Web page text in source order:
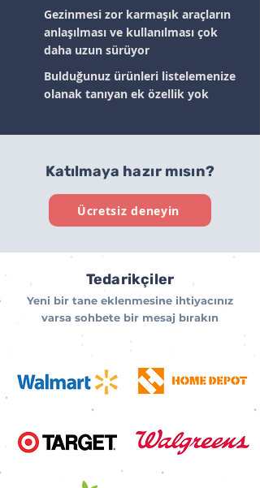
Gezinmesi zor karmaşık araçların
anlaşılması ve kullanılması çok
daha uzun sürüyor
Bulduğunuz ürünleri listelemenize
olanak tanıyan ek özellik yok
Katılmaya hazır mısın?
Ücretsiz deneyin
Tedarikçiler
Yeni bir tane eklenmesine ihtiyacınız
varsa sohbete bir mesaj bırakın